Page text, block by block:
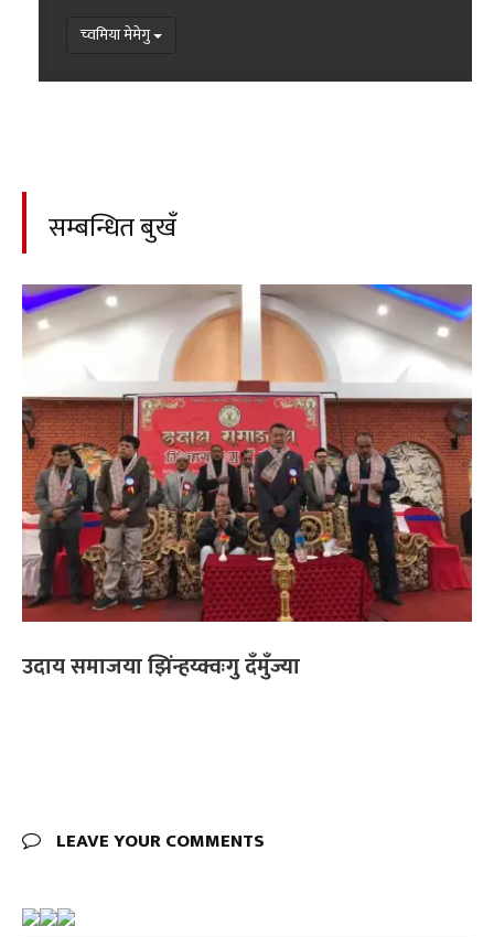
च्वमिया मेमेगु
सम्बन्धित बुखँ
उदाय समाजया झिंन्हय्क्वःगु दँमुँज्या
LEAVE YOUR COMMENTS